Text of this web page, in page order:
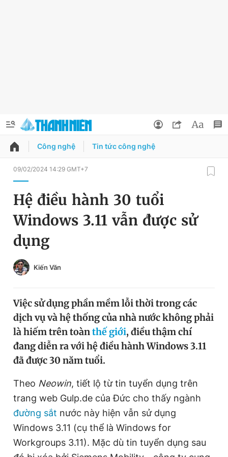
QUẢNG CÁO ĐẶT BÁO
Chuyên mục
Chuyên mục khác
Chào ngày mới
Tin 360
Video Magazine
Sản phẩm khác
Tiện ích Bạn cần biết
Thông tin tòa soạn Liên hệ quảng cáo
Đổi mật khẩu
Tin đã lưu
Tin đã xem
Công nghệ Tin tức công nghệ
09/02/2024 14:29 GMT+7
Hệ điều hành 30 tuổi
Windows 3.11 vẫn được sử
dụng
Kiến Văn
Việc sử dụng phần mềm lỗi thời trong các
dịch vụ và hệ thống của nhà nước không phải
là hiếm trên toànthế giới, điều thậm chí
đang diễn ra với hệ điều hành Windows 3.11
đã được 30 năm tuổi.
Theo Neowin, tiết lộ từ tin tuyển dụng trên
trang web Gulp.de của Đức cho thấy ngành
đường sắt nước này hiện vẫn sử dụng
Windows 3.11 (cụ thể là Windows for
Workgroups 3.11). Mặc dù tin tuyển dụng sau